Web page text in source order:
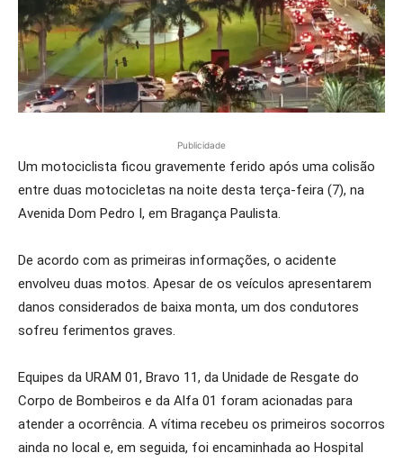
Publicidade
Um motociclista ficou gravemente ferido após uma colisão
entre duas motocicletas na noite desta terça-feira (7), na
Avenida Dom Pedro I, em Bragança Paulista.
De acordo com as primeiras informações, o acidente
envolveu duas motos. Apesar de os veículos apresentarem
danos considerados de baixa monta, um dos condutores
sofreu ferimentos graves.
Equipes da URAM 01, Bravo 11, da Unidade de Resgate do
Corpo de Bombeiros e da Alfa 01 foram acionadas para
atender a ocorrência. A vítima recebeu os primeiros socorros
ainda no local e, em seguida, foi encaminhada ao Hospital